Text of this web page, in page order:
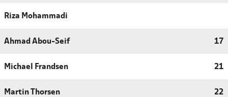
Riza Mohammadi
Ahmad Abou-Seif 17
Michael Frandsen 21
Martin Thorsen 22